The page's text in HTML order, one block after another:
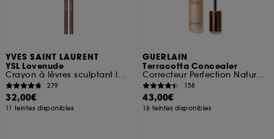
YVES SAINT LAURENT
YSL Lovenude
Crayon à lèvres sculptant longue tenue
279
32,00€
11 teintes disponibles
GUERLAIN
Terracotta Concealer
Correcteur Perfection Naturelle
158
43,00€
16 teintes disponibles